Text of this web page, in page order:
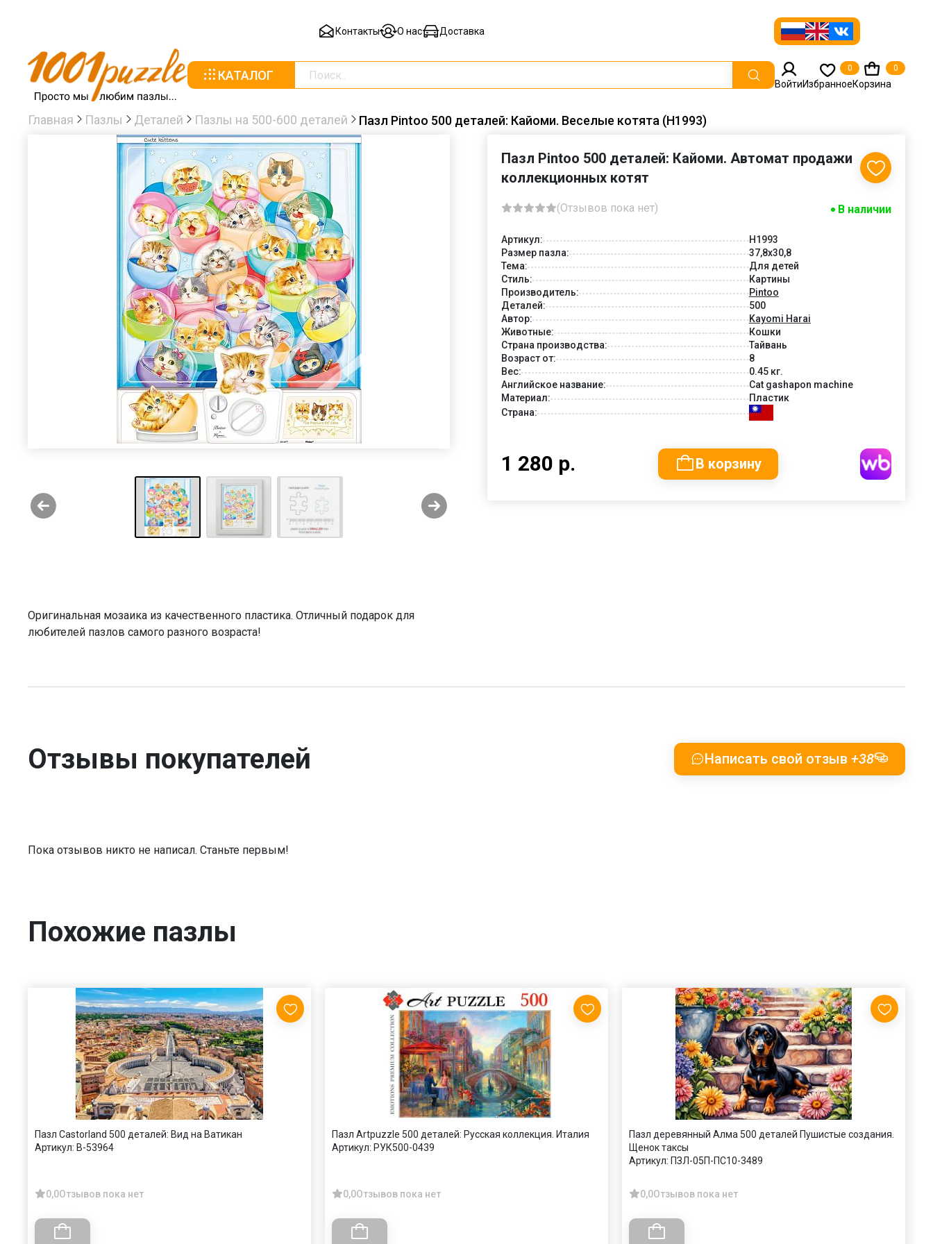
Контакты О нас Доставка
КАТАЛОГ
ВойтиИзбранное
0
Корзина
0
Главная Пазлы Деталей Пазлы на 500-600 деталей Пазл Pintoo 500 деталей: Кайоми. Веселые котята (Н1993)
Оригинальная мозаика из качественного пластика. Отличный подарок для
любителей пазлов самого разного возраста!
Пазл Pintoo 500 деталей: Кайоми. Автомат продажи
коллекционных котят
(Отзывов пока нет) В наличии
Артикул:
Н1993
Размер пазла:
37,8x30,8
Тема:
Для детей
Стиль:
Картины
Производитель:
Pintoo
Деталей:
500
Автор:
Kayomi Harai
Животные:
Кошки
Страна производства:
Тайвань
Возраст от:
8
Вес:
0.45 кг.
Английское название:
Cat gashapon machine
Материал:
Пластик
Страна:
1 280 р. В корзину
Отзывы покупателей Написать свой отзыв +38
Пока отзывов никто не написал. Станьте первым!
Похожие пазлы
Пазл Castorland 500 деталей: Вид на Ватикан
Артикул: B-53964
0,0Отзывов пока нет
Пазл Artpuzzle 500 деталей: Русская коллекция. Италия
Артикул: РУК500-0439
0,0Отзывов пока нет
Пазл деревянный Алма 500 деталей Пушистые создания.
Щенок таксы
Артикул: ПЗЛ-05П-ПС10-3489
0,0Отзывов пока нет